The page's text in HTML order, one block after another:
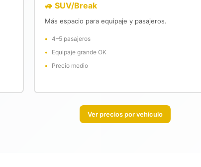
🚙 SUV/Break
Más espacio para equipaje y pasajeros.
4–5 pasajeros
Equipaje grande OK
Precio medio
Ver precios por vehículo